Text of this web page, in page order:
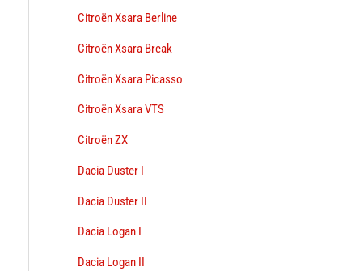
Citroën Xsara Berline
Citroën Xsara Break
Citroën Xsara Picasso
Citroën Xsara VTS
Citroën ZX
Dacia Duster I
Dacia Duster II
Dacia Logan I
Dacia Logan II